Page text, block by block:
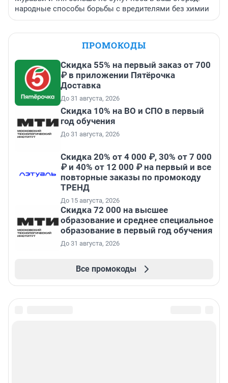
народные способы борьбы с вредителями без химии
ПРОМОКОДЫ
Скидка 55% на первый заказ от 700
₽ в приложении Пятёрочка
Доставка
До 31 августа, 2026
Скидка 10% на ВО и СПО в первый
год обучения
До 31 августа, 2026
Скидка 20% от 4 000 ₽, 30% от 7 000
₽ и 40% от 12 000 ₽ на первый и все
повторные заказы по промокоду
ТРЕНД
До 15 августа, 2026
Скидка 72 000 на высшее
образование и среднее специальное
образование в первый год обучения
До 31 августа, 2026
Все промокоды